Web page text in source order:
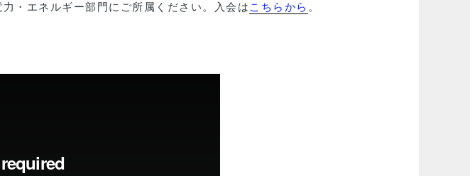
・エネルギー部門にご所属ください。入会は こちらから 。